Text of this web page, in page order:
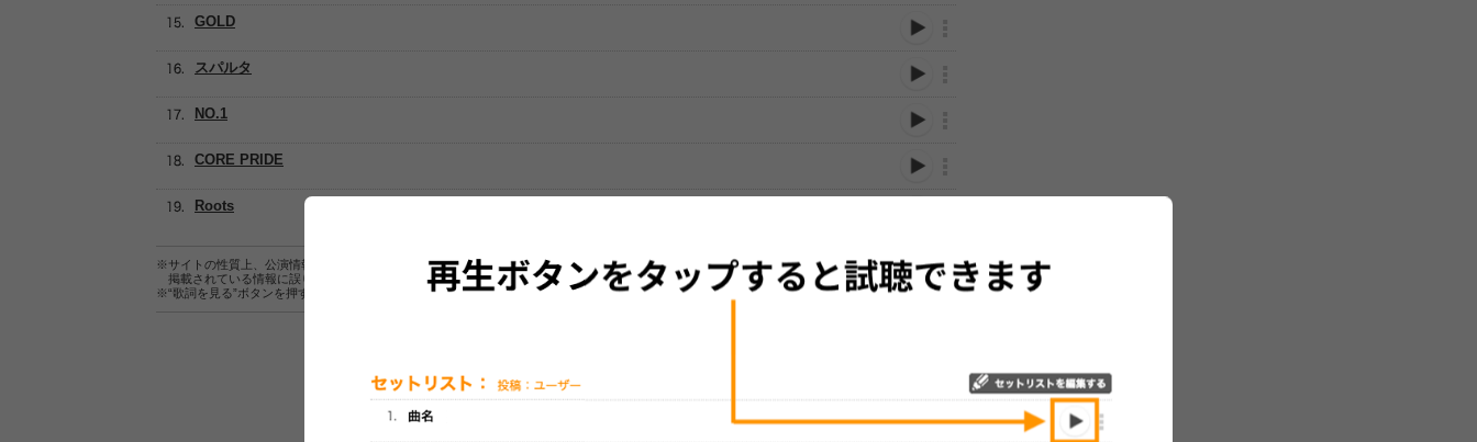
GOLD
スパルタ
NO.1
CORE PRIDE
Roots
※サイトの性質上、公演情報およびセットリスト情報の正確性は保証されませんので、あらかじめご了承ください。
掲載されている情報に誤りがある場合は、
こちら よりご連絡をお願い致します。
※“歌詞を見る”ボタンを押すと、株式会社ページワンが運営する歌詞サイト「歌ネット」へ移動します。